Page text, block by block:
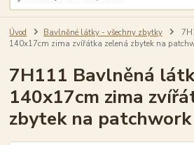
Úvod Bavlněné látky - všechny zbytky
140x17cm zima zvířátka zelená zbytek na
7H111 Bavlněná
140x17cm zima
zbytek na patchwork